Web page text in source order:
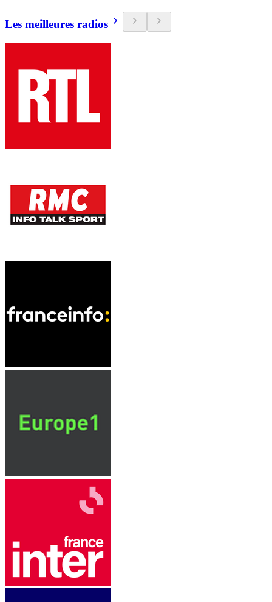
Les meilleures radios